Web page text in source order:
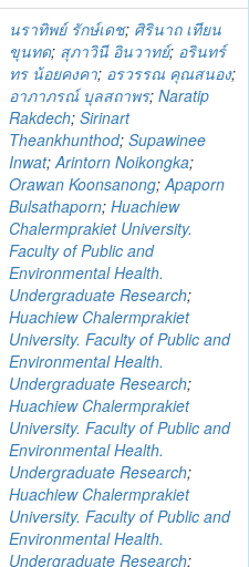
นราทิพย์ รักษ์เดช; ศิรินาถ เทียน
ขุนทด; สุภาวินี อินวาทย์; อรินทร์
ทร น้อยคงคา; อรวรรณ คุณสนอง;
อาภาภรณ์ บุลสถาพร; Naratip
Rakdech; Sirinart
Theankhunthod; Supawinee
Inwat;Arintorn Noikongka;
Orawan Koonsanong;Apaporn
Bulsathaporn; Huachiew
Chalermprakiet University.
Faculty of Public and
Environmental Health.
Undergraduate Research;
Huachiew Chalermprakiet
University. Faculty of Public and
Environmental Health.
Undergraduate Research;
Huachiew Chalermprakiet
University. Faculty of Public and
Environmental Health.
Undergraduate Research;
Huachiew Chalermprakiet
University. Faculty of Public and
Environmental Health.
Undergraduate Research;